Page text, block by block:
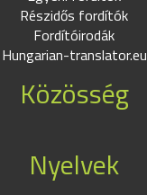
Részidős fordítók
Fordítóirodák
Hungarian-translator.eu
Közösség
Nyelvek